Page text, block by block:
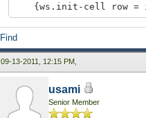
row = 2, row-height =
{display-cell
colspan = 2,
""
},
row = 3, row-height =
{ws.init-cell row = i *
""}}
{ws.init-cell row = i *
""}}
{ws.init-cell row = i *
{ws.init-cell row =
{ws.init-cell row = i *
{ws.init-cell row = i
{ws.init-cell row = i *
Find
09-13-2011, 12:15 PM,
usami
Senior Member